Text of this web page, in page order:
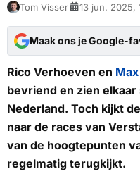
Tom Visser 13 jun. 2025,
Maak ons je Google-
Rico Verhoeven en
bevriend en zien
Nederland. Toch kijkt
naar de races van
van de hoogtepunten
regelmatig terugkijkt.